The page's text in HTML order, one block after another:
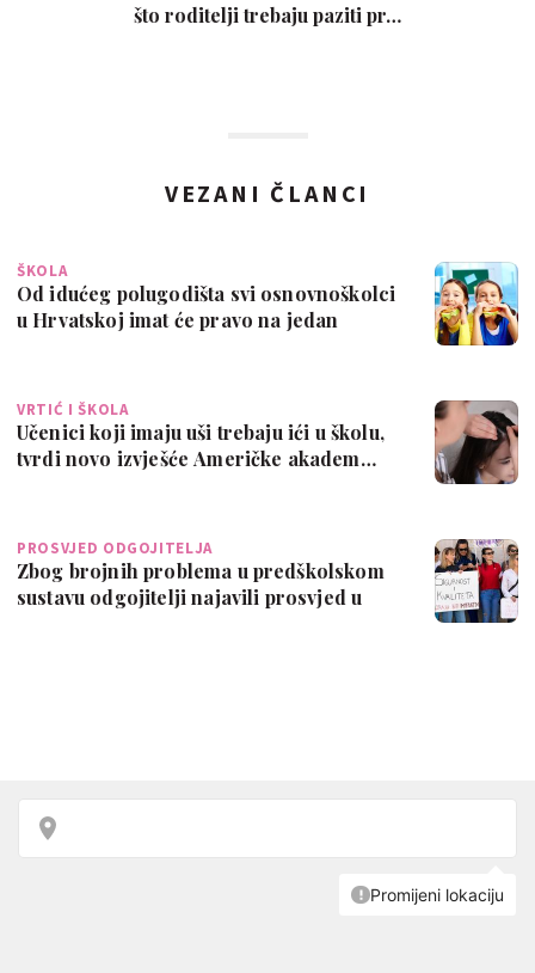
što roditelji trebaju paziti pr…
VEZANI ČLANCI
ŠKOLA
Od idućeg polugodišta svi osnovnoškolci
u Hrvatskoj imat će pravo na jedan
VRTIĆ I ŠKOLA
Učenici koji imaju uši trebaju ići u školu,
tvrdi novo izvješće Američke akadem…
PROSVJED ODGOJITELJA
Zbog brojnih problema u predškolskom
sustavu odgojitelji najavili prosvjed u